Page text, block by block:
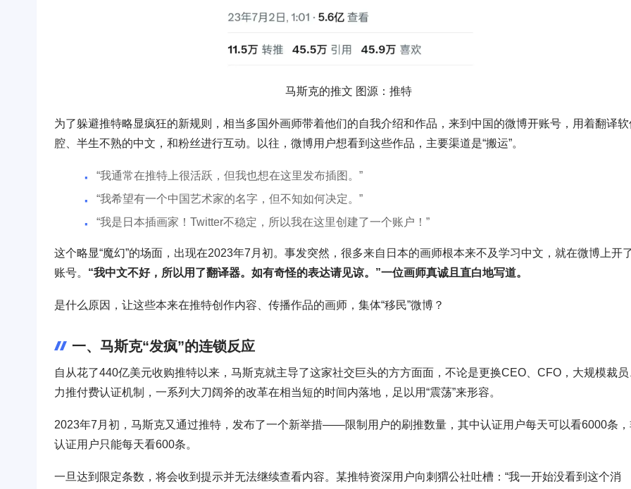
马斯克的推文 图源：推特
为了躲避推特略显疯狂的新规则，相当多国外画师带着他们的自我介绍和作品，来到中国的微博开账号，用着翻译软
腔、半生不熟的中文，和粉丝进行互动。以往，微博用户想看到这些作品，主要渠道是“搬运”。
“我通常在推特上很活跃，但我也想在这里发布插图。”
“我希望有一个中国艺术家的名字，但不知如何决定。”
“我是日本插画家！Twitter不稳定，所以我在这里创建了一个账户！”
这个略显“魔幻”的场面，出现在2023年7月初。事发突然，很多来自日本的画师根本来不及学习中文，就在微博上开
账号。 “我中文不好，所以用了翻译器。如有奇怪的表达请见谅。”一位画师真诚且直白地写道。
是什么原因，让这些本来在推特创作内容、传播作品的画师，集体“移民”微博？
一、马斯克“发疯”的连锁反应
自从花了440亿美元收购推特以来，马斯克就主导了这家社交巨头的方方面面，不论是更换CEO、CFO，大规模裁员
力推付费认证机制，一系列大刀阔斧的改革在相当短的时间内落地，足以用“震荡”来形容。
2023年7月初，马斯克又通过推特，发布了一个新举措——限制用户的刷推数量，其中认证用户每天可以看6000条
认证用户只能每天看600条。
一旦达到限定条数，将会收到提示并无法继续查看内容。某推特资深用户向刺猬公社吐槽：“我一开始没看到这个消